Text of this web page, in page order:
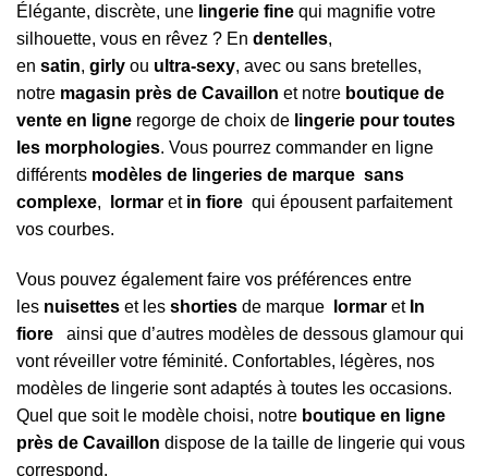
Élégante, discrète, une lingerie fine qui magnifie votre
silhouette, vous en rêvez ? En dentelles,
en satin, girly ou ultra-sexy, avec ou sans bretelles,
notre magasin près de Cavaillon et notre boutique de
vente en ligne regorge de choix de lingerie pour toutes
les morphologies. Vous pourrez commander en ligne
différents modèles de lingeries de marque sans
complexe, lormar et in fiore qui épousent parfaitement
vos courbes.
Vous pouvez également faire vos préférences entre
les nuisettes et les shorties de marque lormar et In
fiore
ainsi que d’autres modèles de dessous glamour qui
vont réveiller votre féminité. Confortables, légères, nos
modèles de lingerie sont adaptés à toutes les occasions.
Quel que soit le modèle choisi, notre boutique en ligne
près de Cavaillon dispose de la taille de lingerie qui vous
correspond.